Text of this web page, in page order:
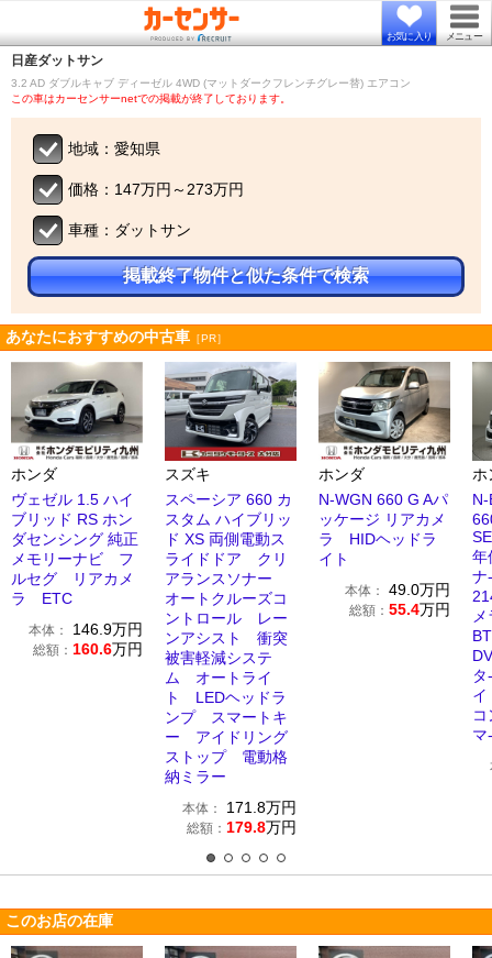
お気に入り メニュー
日産ダットサン
3.2 AD ダブルキャブ ディーゼル 4WD (マットダークフレンチグレー替) エアコン
この車はカーセンサーnetでの掲載が終了しております。
地域：愛知県
価格：147万円～273万円
車種：ダットサン
掲載終了物件と似た条件で検索
あなたにおすすめの中古車 ［PR］
ホンダ
ヴェゼル 1.5 ハイ
ブリッド RS ホン
ダセンシング 純正
メモリーナビ フ
ルセグ リアカメ
ラ ETC
本体： 146.9万円
総額： 160.6万円
スズキ
スペーシア 660 カ
スタム ハイブリッ
ド XS 両側電動ス
ライドドア クリ
アランスソナー
オートクルーズコ
ントロール レー
ンアシスト 衝突
被害軽減システ
ム オートライ
ト LEDヘッドラ
ンプ スマートキ
ー アイドリング
ストップ 電動格
納ミラー
本体： 171.8万円
総額： 179.8万円
ホンダ
N-WGN 660 G Aパ
ッケージ リアカメ
ラ HIDヘッドラ
イト
本体： 49.0万円
総額： 55.4万円
ホ
マ
このお店の在庫